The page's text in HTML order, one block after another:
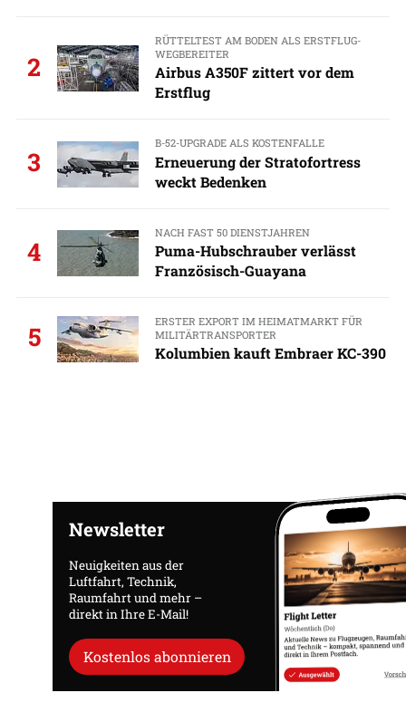
2
RÜTTELTEST AM BODEN ALS ERSTFLUG-
WEGBEREITER
Airbus A350F zittert vor dem
Erstflug
3
B-52-UPGRADE ALS KOSTENFALLE
Erneuerung der Stratofortress
weckt Bedenken
4
NACH FAST 50 DIENSTJAHREN
Puma-Hubschrauber verlässt
Französisch-Guayana
5
ERSTER EXPORT IM HEIMATMARKT FÜR
MILITÄRTRANSPORTER
Kolumbien kauft Embraer KC-390
Newsletter
Neuigkeiten aus der
Luftfahrt, Technik,
Raumfahrt und mehr –
direkt in Ihre E-Mail!
Kostenlos abonnieren